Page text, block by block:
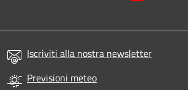
Iscriviti alla nostra newsletter
Previsioni meteo